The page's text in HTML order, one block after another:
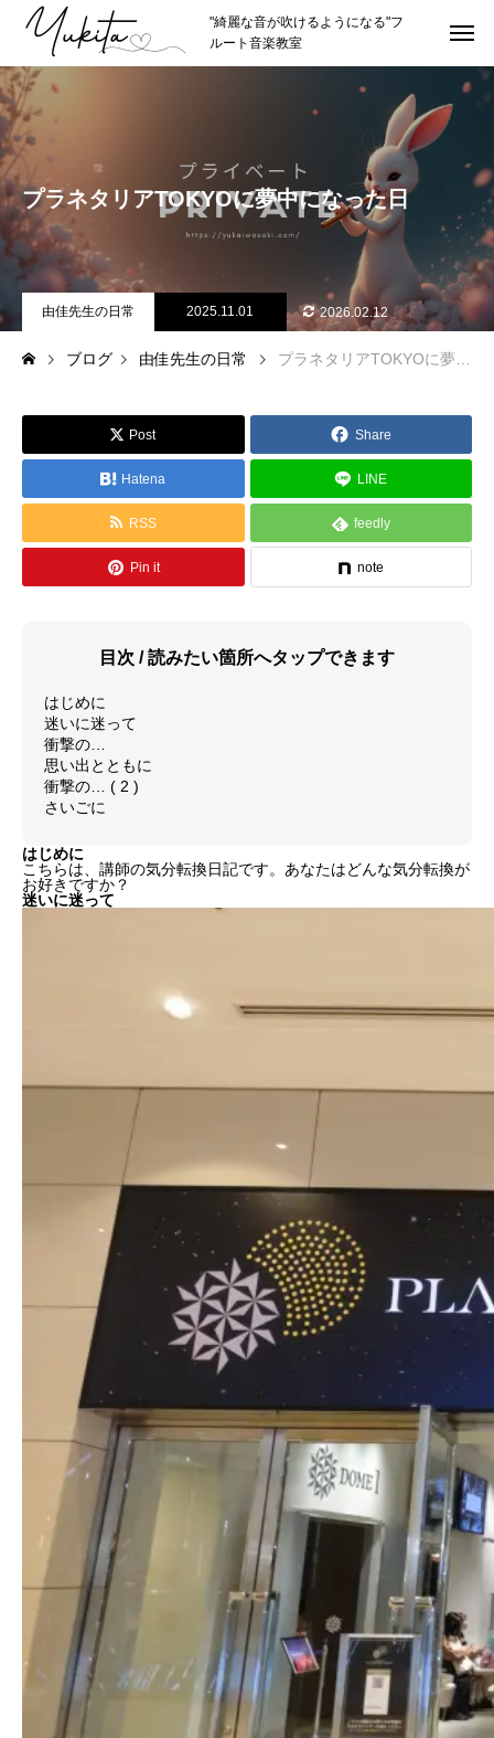
"綺麗な音が吹けるようになる"フ
ルート音楽教室
HOME トップページ
ABOUT 講師紹介
講師プロフィール
理念やスタイル
推薦者
LESSON レッスン紹介
カリキュラムの詳細
レッスン形式
SCHOOL 教室紹介
最新情報（お知らせ）
アクセス情報
サイトマップ
GALLERY 演奏紹介
SUPPORT
個人情報保護方針
特定商取引法
著作権
お問い合わせ 個人情報保護方針 特定商取引法 著作権
プラネタリアTOKYOに夢中になった日
由佳先生の日常 2025.11.01 2026.02.12
ブログ 由佳先生の日常 プラネタリアTOKYOに夢中になった日
Post Share
Hatena LINE
RSS feedly
Pin it note
目次 / 読みたい箇所へタップできます
はじめに
迷いに迷って
衝撃の…
思い出とともに
衝撃の… ( 2 )
さいごに
はじめに
こちらは、講師の気分転換日記です。あなたはどんな気分転換が
お好きですか？
迷いに迷って